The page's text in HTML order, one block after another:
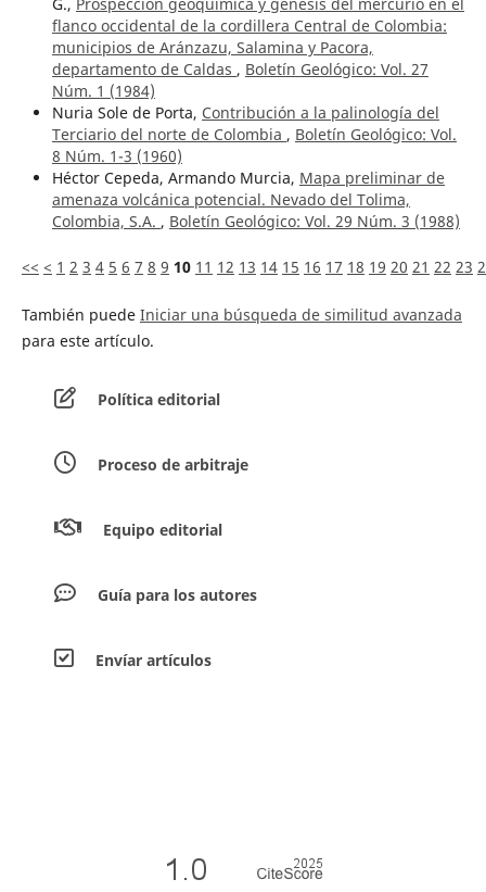
flanco occidental de la cordillera Central de Colombia:
municipios de Aránzazu, Salamina y Pacora,
departamento de Caldas , Boletín Geológico: Vol. 27
Núm. 1 (1984)
Nuria Sole de Porta, Contribución a la palinología del
Terciario del norte de Colombia , Boletín Geológico: Vol.
8 Núm. 1-3 (1960)
Héctor Cepeda, Armando Murcia, Mapa preliminar de
amenaza volcánica potencial. Nevado del Tolima,
Colombia, S.A. , Boletín Geológico: Vol. 29 Núm. 3 (1988)
<< < 1 2 3 4 5 6 7 8 9 10 11 12 13 14 15 16 17 18 19 20 21 22 23
También puede Iniciar una búsqueda de similitud avanzada
para este artículo.
Política editorial
Proceso de arbitraje
Equipo editorial
Guía para los autores
Envíar artículos